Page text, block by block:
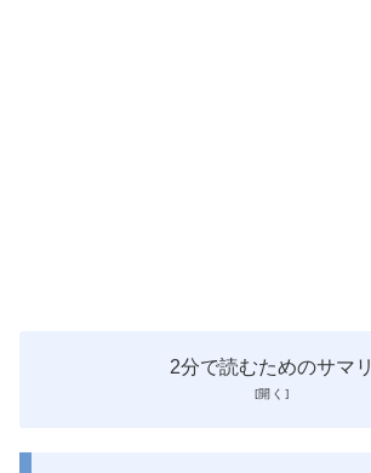
2分で読むためのサマリ